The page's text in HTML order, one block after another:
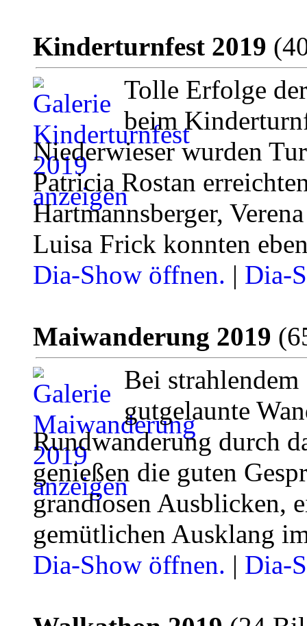
Kinderturnfest 2019
Tolle Erfolge
beim
Niederwieser wurden
Patricia Rostan
Hartmannsberger,
Luisa Frick konnten
Dia-Show öffnen. | Dia-
Maiwanderung 2019
Bei strahlendem
gutgelaunte
Rundwanderung durch
genießen die guten
grandiosen Ausblicken,
gemütlichen Ausklang
Dia-Show öffnen. | Dia-